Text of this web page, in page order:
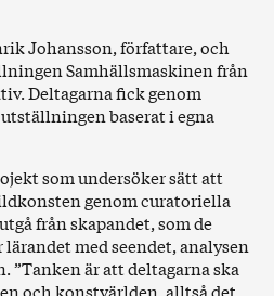
Johansson, författare, och
Samhällsmaskinen från
Deltagarna fick genom
baserat i egna
som undersöker sätt att
genom curatoriella
från skapandet, som de
med seendet, analysen
”Tanken är att deltagarna ska
och konstvärlden, alltså det